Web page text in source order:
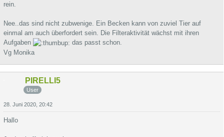
rein.
Nee..das sind nicht zubwenige. Ein Becken kann von zuviel Tier auf
einmal am auch überfordert sein. Die Filteraktivität wächst mit ihren
Aufgaben
das passt schon.
Vg Monika
PIRELLI5
User
28. Juni 2020, 20:42
Hallo